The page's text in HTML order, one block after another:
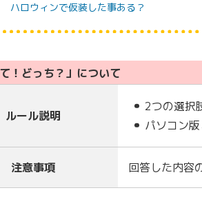
ハロウィンで仮装した事ある？
！どっち？」について
ルール説明
2つの選択
パソコン
注意事項 回答した内容